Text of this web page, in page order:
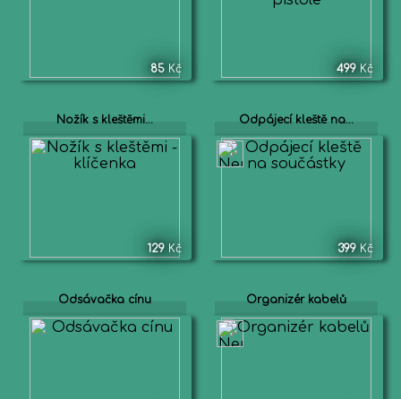
85 Kč 499 Kč
Nožík s kleštěmi...
129 Kč
Odpájecí kleště na...
399 Kč
Odsávačka cínu Organizér kabelů